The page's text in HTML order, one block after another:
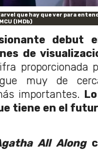
que hay que ver para
(IMDb)
debut
de
proporcionada
muy de
importantes.
tiene en el
All Along